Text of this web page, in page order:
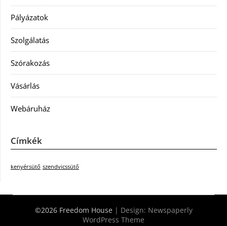
Pályázatok
Szolgálatás
Szórakozás
Vásárlás
Webáruház
Címkék
kenyérsütő szendvicssütő
©2026 Freedom House | Design: Newspaperly
WordPress Theme